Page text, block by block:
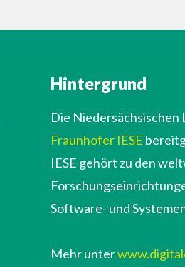
Hintergrund
Die Niedersächsischen
Fraunhofer IESE
IESE gehört zu den
Software- und
Mehr unter